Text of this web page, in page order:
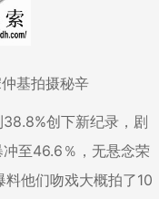
基拍摄秘辛
创下新纪录，剧
至46.6％，无悬念荣
料他们吻戏大概拍了10